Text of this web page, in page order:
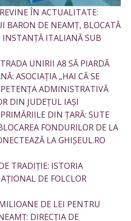
ÎN ACTUALITATE:
BARON DE NEAMȚ, BLOCATĂ
ITALIANĂ SUB
UNIRII A8 SĂ PIARDĂ
ASOCIAȚIA „HAI CĂ SE
ADMINISTRATIVĂ
DIN JUDEȚUL IAȘI
DIN ȚARĂ: SUTE
FONDURILOR DE LA
LA GHIȘEUL.RO
TRADIȚIE: ISTORIA
DE FOLCLOR
DE LEI PENTRU
DIRECȚIA DE